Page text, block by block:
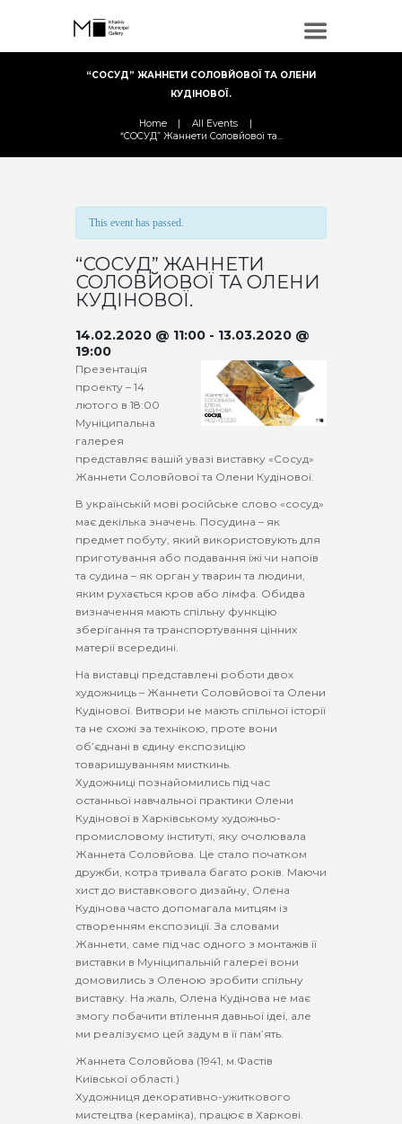
“СОСУД” ЖАННЕТИ СОЛОВЙОВОЇ ТА ОЛЕНИ
КУДІНОВОЇ.
Home
All Events
“СОСУД” Жаннети Соловйової та...
This event has passed.
“СОСУД” ЖАННЕТИ
СОЛОВЙОВОЇ ТА ОЛЕНИ
КУДІНОВОЇ.
14.02.2020 @ 11:00 - 13.03.2020 @
19:00
Презентація
проекту – 14
лютого в 18:00
Муніципальна
галерея
представляє вашій увазі виставку «Сосуд»
Жаннети Соловйової та Олени Кудінової.
В українській мові російське слово «сосуд»
має декілька значень. Посудина – як
предмет побуту, який використовують для
приготування або подавання їжі чи напоїв
та судина – як орган у тварин та людини,
яким рухається кров або лімфа. Обидва
визначення мають спільну функцію
зберігання та транспортування цінних
матерії всередині.
На виставці представлені роботи двох
художниць – Жаннети Соловйової та Олени
Кудінової. Витвори не мають спільної історії
та не схожі за технікою, проте вони
об’єднані в єдину експозицію
товаришуванням мисткинь.
Художниці познайомились під час
останньої навчальної практики Олени
Кудінової в Харківському художньо-
промисловому інституті, яку очолювала
Жаннета Соловйова. Це стало початком
дружби, котра тривала багато років. Маючи
хист до виставкового дизайну, Олена
Кудінова часто допомагала митцям із
створенням експозиції. За словами
Жаннети, саме під час одного з монтажів її
виставки в Муніципальній галереї вони
домовились з Оленою зробити спільну
виставку. На жаль, Олена Кудінова не має
змогу побачити втілення давньої ідеї, але
ми реалізуємо цей задум в її пам’ять.
Жаннета Соловйова (1941, м.Фастів
Київської області.)
Художниця декоративно-ужиткового
мистецтва (кераміка), працює в Харкові.